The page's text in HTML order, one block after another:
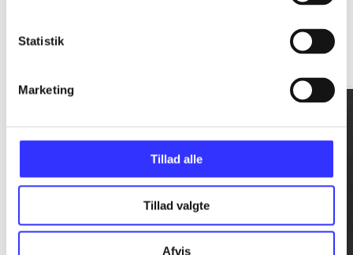
Statistik
Marketing
Tillad alle
Tillad valgte
Afvis